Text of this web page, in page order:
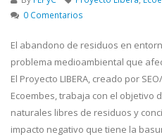
0 Comentarios
El abandono de residuos en
problema medioambiental que
El Proyecto LIBERA, creado por
Ecoembes, trabaja con el objetivo
naturales libres de residuos y
impacto negativo que tiene la